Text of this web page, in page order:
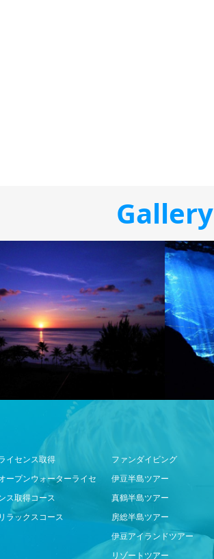
Gallery
イセンス取得
ープンウォーターライセ
ス取得コース
リラックスコース
ファンダイビング
伊豆半島ツアー
真鶴半島ツアー
房総半島ツアー
伊豆アイランドツアー
リゾートツアー